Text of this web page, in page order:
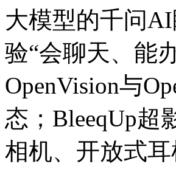
大模型的千问
验“会聊天、能
OpenVision与
态；BleeqUp超
相机、开放式